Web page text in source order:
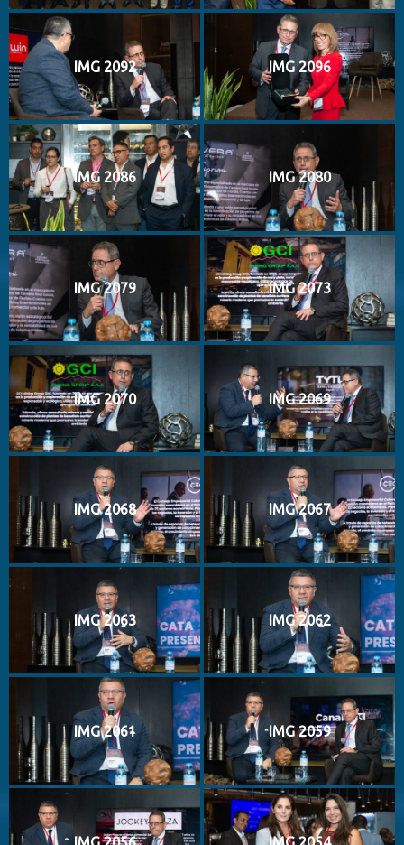
IMG 2092 IMG 2096
IMG 2086 IMG 2080
IMG 2079 IMG 2073
IMG 2070 IMG 2069
IMG 2068 IMG 2067
IMG 2063 IMG 2062
IMG 2061 IMG 2059